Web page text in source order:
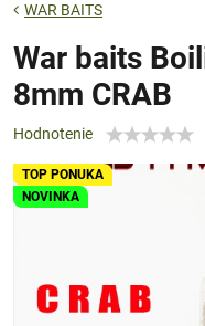
TOP PONUKA
NOVINKA
WAR BAITS
War baits
8mm CRAB
Hodnotenie